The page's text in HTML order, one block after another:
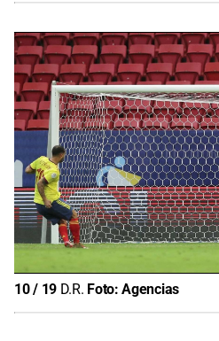
10/ 19 D.R. Foto:Agencias